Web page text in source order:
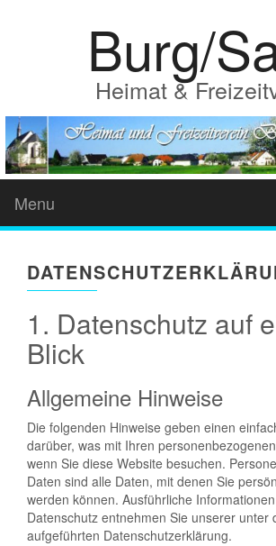
Burg/
Heimat &
Menu
1. Datenschutz auf
Blick
Allgemeine Hinweise
Die folgenden Hinweise geben einen
darüber, was mit Ihren
wenn Sie diese Website besuchen.
Daten sind alle Daten, mit denen Sie
werden können. Ausführliche
Datenschutz entnehmen Sie unserer unter
aufgeführten Datenschutzerklärung.